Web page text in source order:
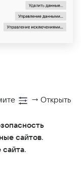
→ Открыть
сайтов.
.